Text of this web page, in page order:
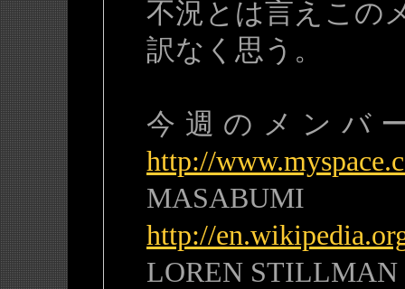
不況とは言えこの
訳なく思う。
今週のメンバー
http://
http://
LOREN STILLMAN